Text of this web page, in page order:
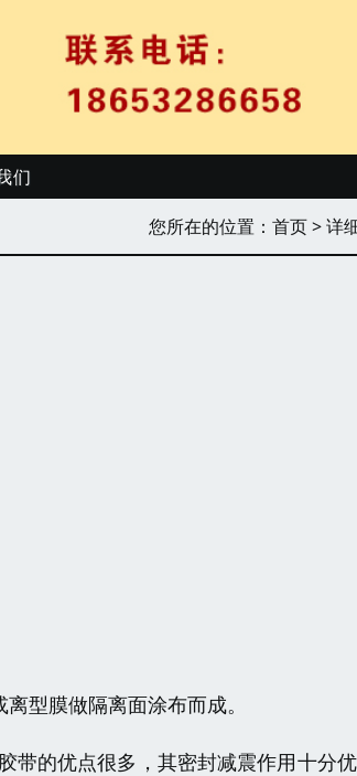
们
您所在的位置： 首页> 详
型膜做隔离面涂布而成。
带的优点很多，其密封减震作用十分